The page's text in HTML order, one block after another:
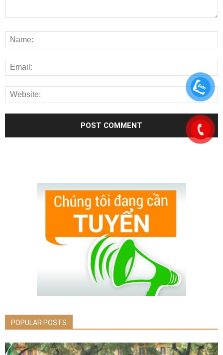
POPULAR POSTS